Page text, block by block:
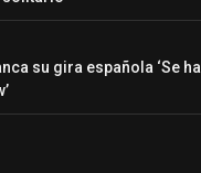
su gira española ‘Se ha